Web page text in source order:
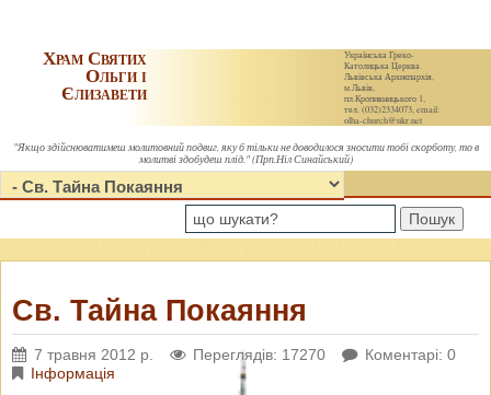
Українська Греко-
Католицька Церква.
Львівська Архиєпархія,
м.Львів,
пл.Кропивницького 1,
тел. (032)2334073, email:
olha-church@ukr.net
Храм Святих
Ольги і
Єлизавети
"Якщо здійснюватимеш молитовний подвиг, яку б тільки не доводилося зносити тобі скорботу, то в
молитві здобудеш плід." (Прп.Ніл Синайський)
Пошук
Св. Тайна Покаяння
7 травня 2012 р. Переглядів: 17270
Коментарі: 0
Інформація